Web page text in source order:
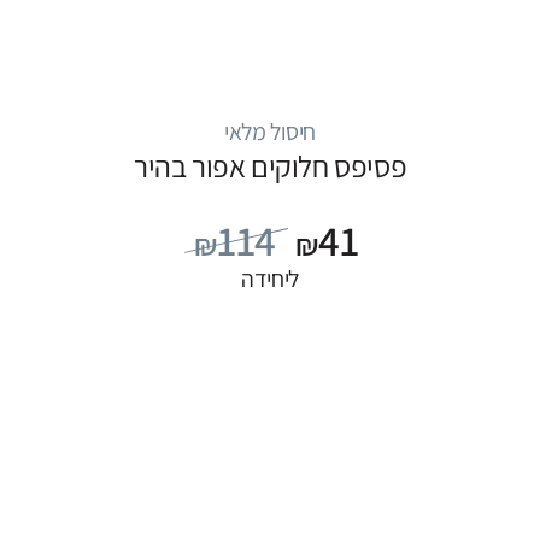
חיסול מלאי
פסיפס חלוקים אפור בהיר
₪114 ₪41
ליחידה